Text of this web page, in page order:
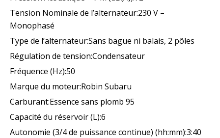
Tension Nominale de l’alternateur:230 V –
Monophasé
Type de l’alternateur:Sans bague ni balais, 2 pôles
Régulation de tension:Condensateur
Fréquence (Hz):50
Marque du moteur:Robin Subaru
Carburant:Essence sans plomb 95
Capacité du réservoir (L):6
Autonomie (3/4 de puissance continue) (hh:mm):3:40